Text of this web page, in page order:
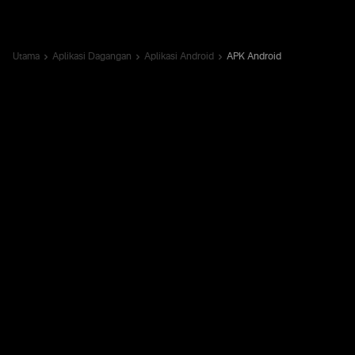
Utama Aplikasi Dagangan Aplikasi Android APK Android